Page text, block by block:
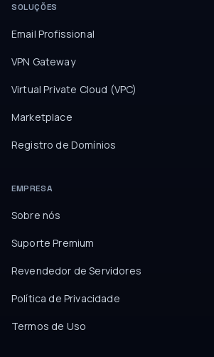
SOLUÇÕES
Email Profissional
VPN Gateway
Virtual Private Cloud (VPC)
Marketplace
Registro de Domínios
EMPRESA
Sobre nós
Suporte Premium
Revendedor de Servidores
Política de Privacidade
Termos de Uso